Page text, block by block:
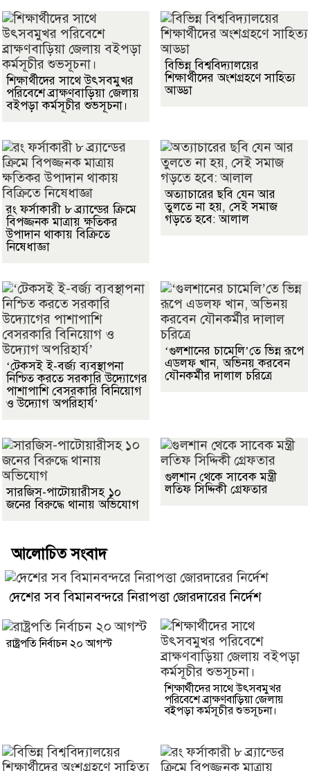
শিক্ষার্থীদের সাথে উৎসবমুখর
পরিবেশে ব্রাক্ষণবাড়িয়া জেলায়
বইপড়া কর্মসূচীর শুভসূচনা।
বিভিন্ন বিশ্ববিদ্যালয়ের
শিক্ষার্থীদের অংশগ্রহণে সাহিত্য
আড্ডা
রং ফর্সাকারী ৮ ব্র্যান্ডের ক্রিমে
বিপজ্জনক মাত্রায় ক্ষতিকর
উপাদান থাকায় বিক্রিতে
নিষেধাজ্ঞা
অত্যাচারের ছবি যেন আর
তুলতে না হয়, সেই সমাজ
গড়তে হবে: আলাল
‘টেকসই ই-বর্জ্য ব্যবস্থাপনা
নিশ্চিত করতে সরকারি উদ্যোগের
পাশাপাশি বেসরকারি বিনিয়োগ
ও উদ্যোগ অপরিহার্য’
‘গুলশানের চামেলি’তে ভিন্ন রূপে
এডলফ খান, অভিনয় করবেন
যৌনকর্মীর দালাল চরিত্রে
সারজিস-পাটোয়ারীসহ ১০
জনের বিরুদ্ধে থানায় অভিযোগ
গুলশান থেকে সাবেক মন্ত্রী
লতিফ সিদ্দিকী গ্রেফতার
আলোচিত সংবাদ
দেশের সব বিমানবন্দরে নিরাপত্তা জোরদারের নির্দেশ
রাষ্ট্রপতি নির্বাচন ২০ আগস্ট
শিক্ষার্থীদের সাথে উৎসবমুখর
পরিবেশে ব্রাক্ষণবাড়িয়া জেলায়
বইপড়া কর্মসূচীর শুভসূচনা।